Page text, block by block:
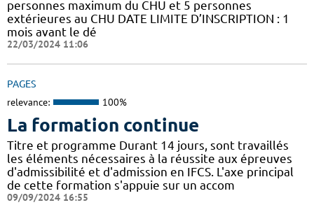
personnes maximum du CHU et 5 personnes
extérieures au CHU DATE LIMITE D’INSCRIPTION : 1
mois avant le dé
22/03/2024 11:06
PAGES
relevance: 100%
La formation continue
Titre et programme Durant 14 jours, sont travaillés
les éléments nécessaires à la réussite aux épreuves
d'admissibilité et d'admission en IFCS. L'axe principal
de cette formation s'appuie sur un accom
09/09/2024 16:55